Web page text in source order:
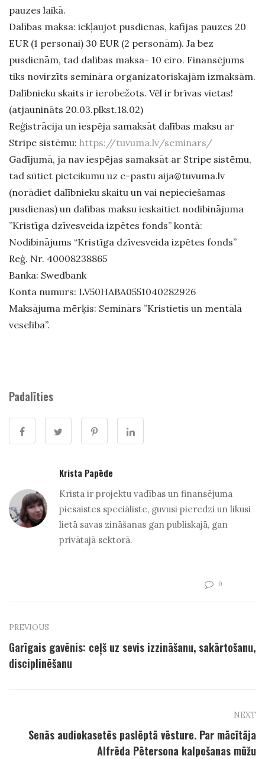
pauzes laikā.
Dalības maksa: iekļaujot pusdienas, kafijas pauzes 20
EUR (1 personai) 30 EUR (2 personām). Ja bez
pusdienām, tad dalības maksa- 10 eiro. Finansējums
tiks novirzīts semināra organizatoriskajām izmaksām.
Dalībnieku skaits ir ierobežots. Vēl ir brīvas vietas!
(atjaunināts 20.03.plkst.18.02)
Reģistrācija un iespēja samaksāt dalības maksu ar
Stripe sistēmu: https://tuvuma.lv/seminars/
Gadījumā, ja nav iespējas samaksāt ar Stripe sistēmu,
tad sūtiet pieteikumu uz e-pastu aija@tuvuma.lv
(norādiet dalībnieku skaitu un vai nepieciešamas
pusdienas) un dalības maksu ieskaitiet nodibinājuma
”Kristīga dzīvesveida izpētes fonds” kontā:
Nodibinājums “Kristīga dzīvesveida izpētes fonds”
Reģ. Nr. 40008238865
Banka: Swedbank
Konta numurs: LV50HABA0551040282926
Maksājuma mērķis: Seminārs ”Kristietis un mentālā
veselība”.
Padalīties
Krista Papēde
Krista ir projektu vadības un finansējuma
piesaistes speciāliste, guvusi pieredzi un likusi
lietā savas zināšanas gan publiskajā, gan
privātajā sektorā.
0
PREVIOUS
Garīgais gavēnis: ceļš uz sevis izzināšanu, sakārtošanu,
disciplinēšanu
NEXT
Senās audiokasetēs paslēptā vēsture. Par mācītāja
Alfrēda Pētersona kalpošanas mūžu